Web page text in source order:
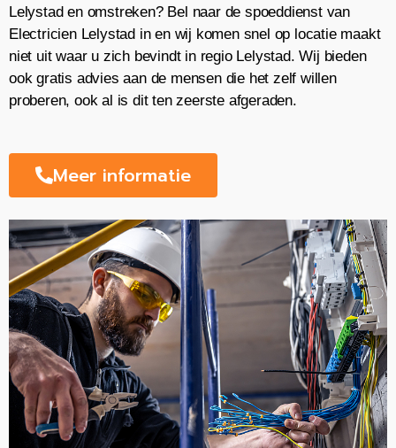
Lelystad en omstreken? Bel naar de spoeddienst van
Electricien Lelystad in en wij komen snel op locatie maakt
niet uit waar u zich bevindt in regio Lelystad. Wij bieden
ook gratis advies aan de mensen die het zelf willen
proberen, ook al is dit ten zeerste afgeraden.
Meer informatie